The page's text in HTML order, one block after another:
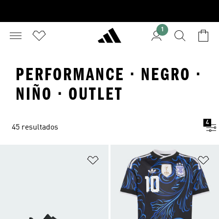
1
PERFORMANCE · NEGRO ·
NIÑO · OUTLET
45 resultados
4
Añadir a la lista de deseos